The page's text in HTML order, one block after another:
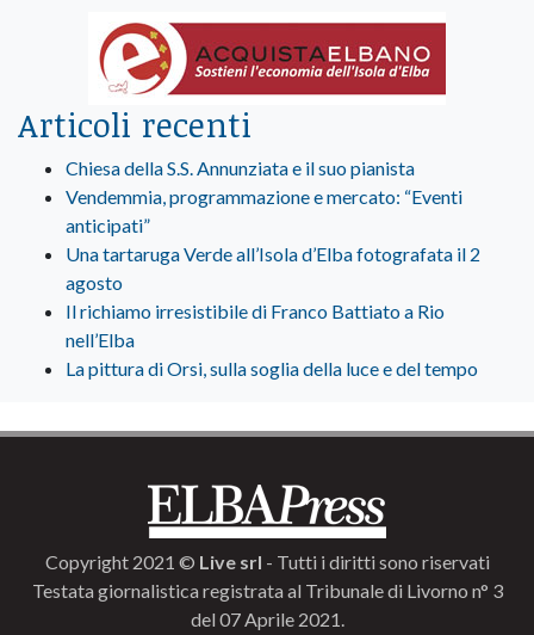
Articoli recenti
Chiesa della S.S. Annunziata e il suo pianista
Vendemmia, programmazione e mercato: “Eventi
anticipati”
Una tartaruga Verde all’Isola d’Elba fotografata il 2
agosto
Il richiamo irresistibile di Franco Battiato a Rio
nell’Elba
La pittura di Orsi, sulla soglia della luce e del tempo
Copyright 2021 © Live srl - Tutti i diritti sono riservati
Testata giornalistica registrata al Tribunale di Livorno n° 3
del 07 Aprile 2021.